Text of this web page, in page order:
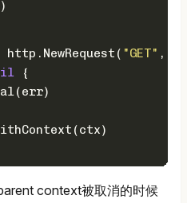
"GET" ,
{
context被取消的时候